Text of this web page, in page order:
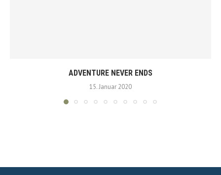
ADVENTURE NEVER ENDS
15. Januar 2020